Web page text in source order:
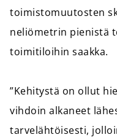
toimistomuutosten
neliömetrin pienistä
toimitiloihin saakka.
”Kehitystä on ollut
vihdoin alkaneet
tarvelähtöisesti,